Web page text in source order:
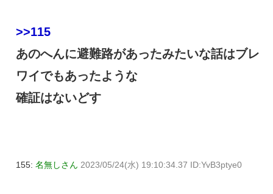
>>115
あのへんに避難路があったみたいな話はブレ
ワイでもあったような
確証はないどす
155: 名無しさん 2023/05/24(水) 19:10:34.37 ID:YvB3ptye0